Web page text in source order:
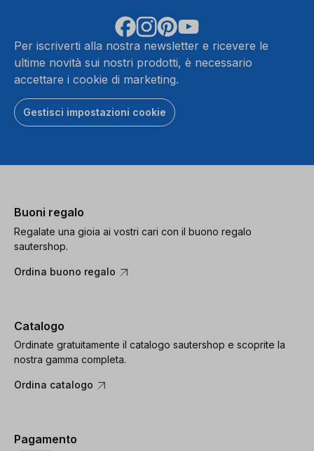
Per iscriverti alla nostra newsletter e ricevere le
ultime novità sui nostri prodotti, è necessario
accettare i cookie di marketing.
Gestisci impostazioni cookie
Buoni regalo
Regalate una gioia ai vostri cari con il buono regalo
sautershop.
Ordina buono regalo
Catalogo
Ordinate gratuitamente il catalogo sautershop e scoprite la
nostra gamma completa.
Ordina catalogo
Pagamento